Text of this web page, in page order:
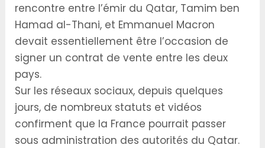
rencontre entre l’émir du Qatar, Tamim ben
Hamad al-Thani, et Emmanuel Macron
devait essentiellement être l’occasion de
signer un contrat de vente entre les deux
pays.
Sur les réseaux sociaux, depuis quelques
jours, de nombreux statuts et vidéos
confirment que la France pourrait passer
sous administration des autorités du Qatar.